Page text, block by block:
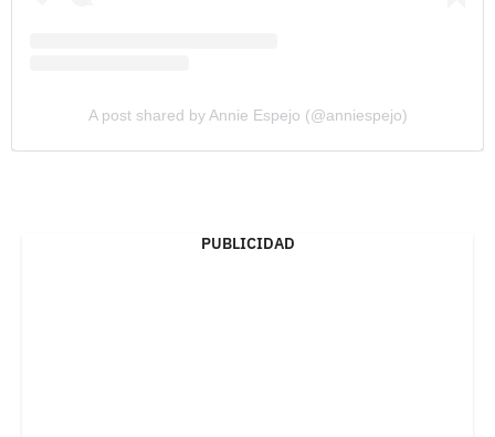
A post shared by Annie Espejo (@anniespejo)
PUBLICIDAD